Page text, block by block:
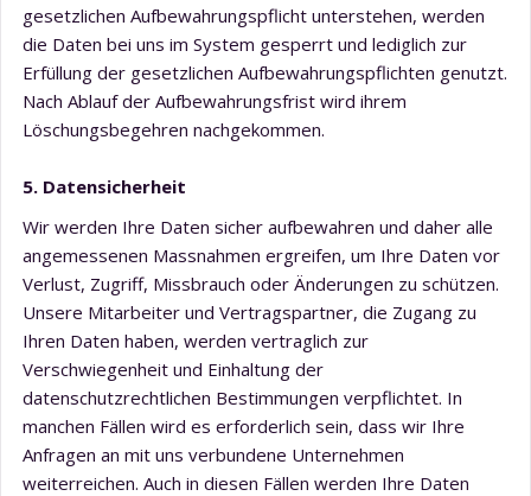
gesetzlichen Aufbewahrungspflicht unterstehen, werden
die Daten bei uns im System gesperrt und lediglich zur
Erfüllung der gesetzlichen Aufbewahrungspflichten genutzt.
Nach Ablauf der Aufbewahrungsfrist wird ihrem
Löschungsbegehren nachgekommen.
5. Datensicherheit
Wir werden Ihre Daten sicher aufbewahren und daher alle
angemessenen Massnahmen ergreifen, um Ihre Daten vor
Verlust, Zugriff, Missbrauch oder Änderungen zu schützen.
Unsere Mitarbeiter und Vertragspartner, die Zugang zu
Ihren Daten haben, werden vertraglich zur
Verschwiegenheit und Einhaltung der
datenschutzrechtlichen Bestimmungen verpflichtet. In
manchen Fällen wird es erforderlich sein, dass wir Ihre
Anfragen an mit uns verbundene Unternehmen
weiterreichen. Auch in diesen Fällen werden Ihre Daten